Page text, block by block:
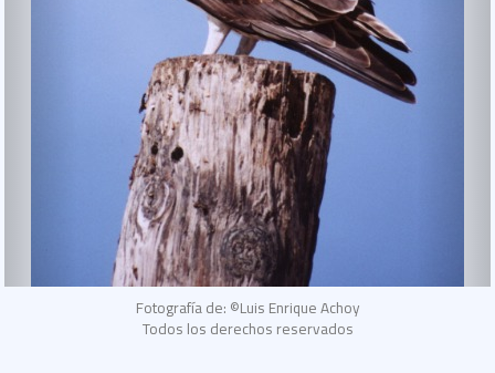
Fotografía de: ©Luis Enrique Achoy
Todos los derechos reservados